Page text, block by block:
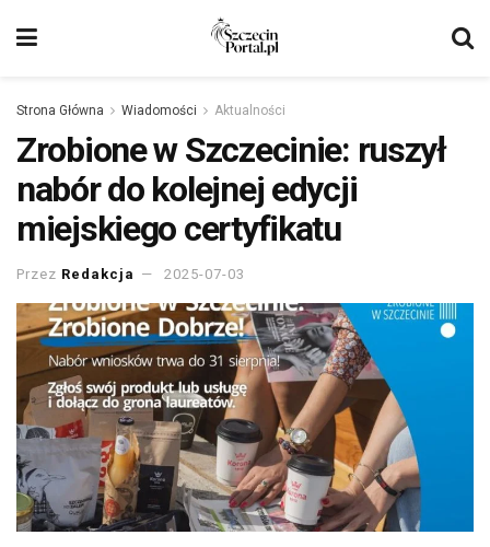
Strona Główna Wiadomości Aktualności
Zrobione w Szczecinie: ruszył
nabór do kolejnej edycji
miejskiego certyfikatu
Przez Redakcja 2025-07-03